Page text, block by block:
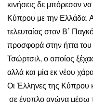
κινήσεις δε μπόρεσαν
Κύπρου με την Ελλάδα.
τελευταίας στον Β΄
προσφορά στην ήττα
Τσώρτσιλ, ο οποίος
αλλά και μία εκ νέου
Οι Έλληνες της Κύπρου
σε ένοπλο αγώνα μέσω